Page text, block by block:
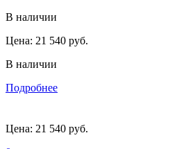
В наличии
Цена: 21 540 руб.
В наличии
Подробнее
Цена: 21 540 руб.